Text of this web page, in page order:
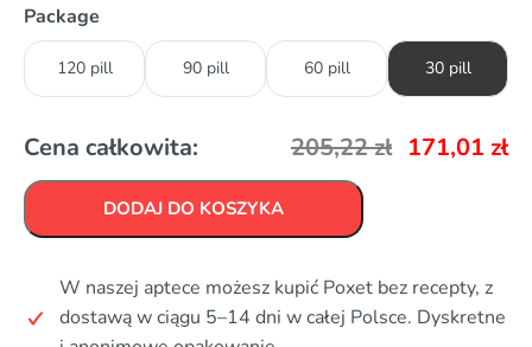
Package
120 pill 90 pill 60 pill 30 pill
Cena całkowita: 205,22zł 171,01 zł
DODAJ DO KOSZYKA
W naszej aptece możesz kupić Poxet bez recepty, z
dostawą w ciągu 5–14 dni w całej Polsce. Dyskretne